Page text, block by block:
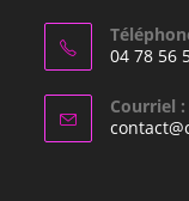
04 78 56
Courriel :